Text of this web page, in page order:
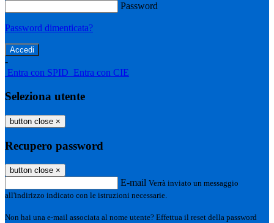
Password
Password dimenticata?
-
Entra con SPID Entra con CIE
Seleziona utente
button close ×
Recupero password
button close ×
E-mail Verrà inviato un messaggio
all'indirizzo indicato con le istruzioni necessarie.
Non hai una e-mail associata al nome utente? Effettua il reset della password